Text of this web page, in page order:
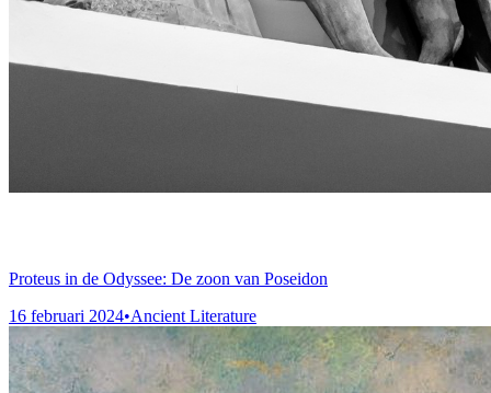
Proteus in de Odyssee: De zoon van Poseidon
16 februari 2024•Ancient Literature